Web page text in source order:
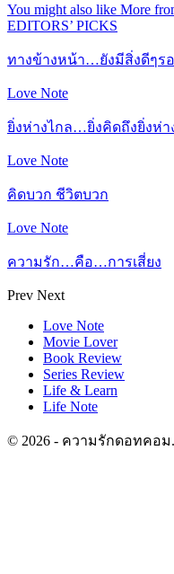
You might also like More
EDITORS’ PICKS
ทางข้างหน้า…ยังมีสิ่งดีๆร
Love Note
ยิ่งห่างไกล…ยิ่งคิดถึงยิ่งห่
Love Note
คิดบวก ชีวิตบวก
Love Note
ความรัก…คือ…การเสี่ยง
Prev Next
Love Note
Movie Lover
Book Review
Series Review
Life & Learn
Life Note
© 2026 - ความรักดอทคอม.